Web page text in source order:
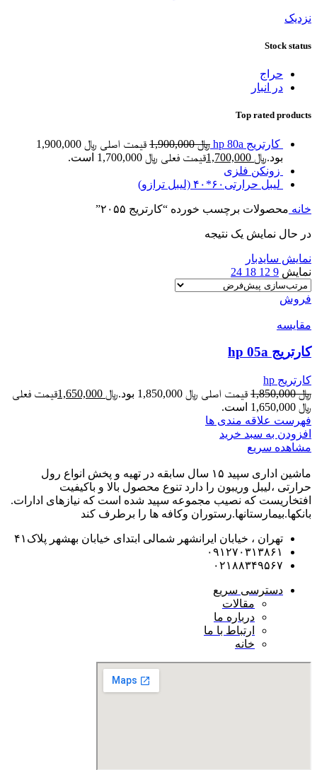
نزدیک
Stock status
حراج
در انبار
Top rated products
کارتریج hp 80a ﷼1,900,000
قیمت اصلی ﷼ 1,900,000
بود.﷼
قیمت فعلی ﷼ 1,700,000 است.
زونکن فلزی
لیبل حرارتی۶۰*۴۰ (لیبل ترازو)
خانه محصولات برچسب خورده “کارتریج ۲۰۵۵”
در حال نمایش یک نتیجه
نمایش سایدبار
نمایش 9
12
18
24
فروش
مقایسه
کارتریج hp 05a
کارتریج hp
﷼1,850,000 قیمت اصلی ﷼ 1,850,000 بود. ﷼
قیمت فعلی
﷼ 1,650,000 است.
فهرست علاقه مندی ها
افزودن به سبد خرید
مشاهده سریع
ماشین اداری سپید ۱۵ سال سابقه در تهیه و پخش انواع رول
حرارتی ،لیبل وریبون را دارد تنوع محصول بالا و باکیفیت
افتخاریست که نصیب مجموعه سپید شده است که نیازهای ادارات.
بانکها.بیمارستانها.رستوران و‌کافه ها را برطرف کند
تهران ، خیابان ایرانشهر شمالی ابتدای خیابان بهشهر پلاک۴۱
۰۹۱۲۷۰۳۱۳۸۶۱
۰۲۱۸۸۳۴۹۵۶۷
دسترسی سریع
مقالات
درباره ما
ارتباط با ما
خانه